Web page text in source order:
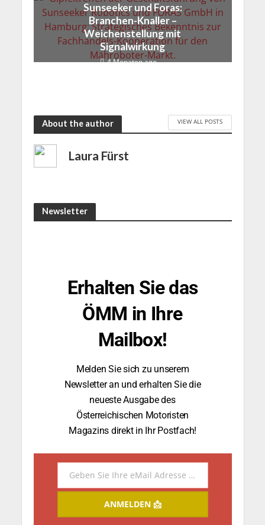
Sunseeker und Foras:
Branchen-Knaller –
Weichenstellung mit
Signalwirkung
4 Monaten ago
About the author VIEW ALL POSTS
Laura Fürst
Newsletter
Erhalten Sie das
ÖMM in Ihre
Mailbox!
Melden Sie sich zu unserem
Newsletter an und erhalten Sie die
neueste Ausgabe des
Österreichischen Motoristen
Magazins direkt in Ihr Postfach!
Email Geben Sie Ihre eMail Adresse ein.
ANMELDEN 📩